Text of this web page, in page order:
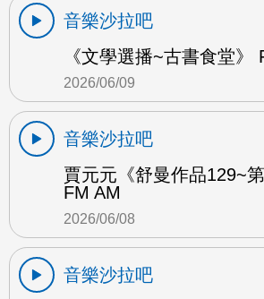
音樂沙拉吧
《文學選播~古書食堂》
2026/06/09
音樂沙拉吧
賈元元《舒曼作品129~第
FM AM
2026/06/08
音樂沙拉吧